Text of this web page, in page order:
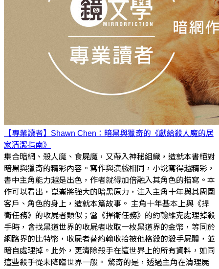
【專業讀者】Shawn Chen：暗黑與獵奇的《獻給殺人魔的居
家清潔指南》
集合暗網、殺人魔、食屍魔，又帶入神秘組織，造就本書絕對
暗黑與獵奇的精彩內容。寫作與演戲相同，小說寫得越精彩，
書中主角能力越是出色，作者就得加倍融入其角色的描寫。本
作可以看出，崑崙將強大的暗黑原力，注入主角十年與其周圍
客戶、角色的身上，造就本篇故事。 主角十年基本上與《捍
衛任務》的收屍者類似；當《捍衛任務》的約翰維克處理掉殺
手時，會找黑道世界的收屍者收取一枚黑道界的金幣，等同於
網路界的比特幣，收屍者替約翰收拾被他格殺的殺手屍體，並
暗自處理掉。此外，更清除殺手在這世界上的所有資料，如同
這些殺手從未降臨世界一般。 驚奇的是，透過主角在清理屍